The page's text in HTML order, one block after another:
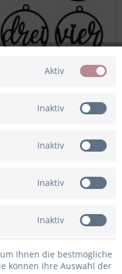
Adventskranz Anhänger
Aktiv
Inaktiv
Inaktiv
Inaktiv
Inaktiv
Ihnen die bestmögliche
können Ihre Auswahl der